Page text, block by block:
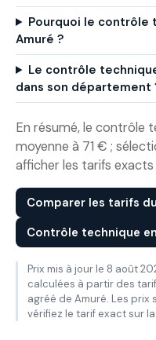
Pourquoi le contrôle
Amuré ?
Le contrôle
dans son département
En résumé, le contrôle
moyenne à 71 € ;
afficher les tarifs
Comparer les tarifs du
Contrôle technique
Prix mis à jour le 8 août
calculées à partir des
agréé de Amuré. Les
vérifiez le tarif exact sur